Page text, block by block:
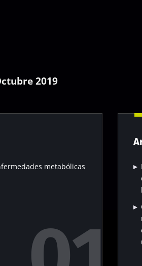
2019
metabólicas